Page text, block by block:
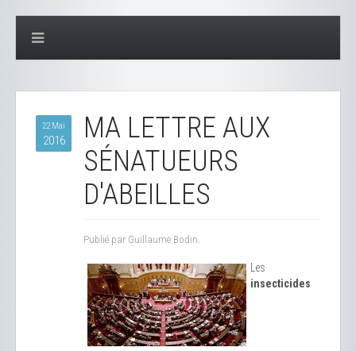
22 Mai
2016
MA LETTRE AUX
SÉNATUEURS
D'ABEILLES
Publié par Guillaume Bodin.
Les
insecticides